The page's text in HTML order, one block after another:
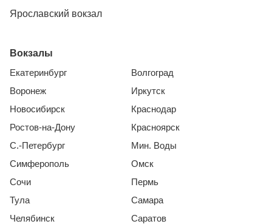
Ярославский вокзал
Вокзалы
Екатеринбург
Воронеж
Новосибирск
Ростов-на-Дону
С.-Петербург
Симферополь
Сочи
Тула
Челябинск
Волгоград
Иркутск
Краснодар
Красноярск
Мин. Воды
Омск
Пермь
Самара
Саратов